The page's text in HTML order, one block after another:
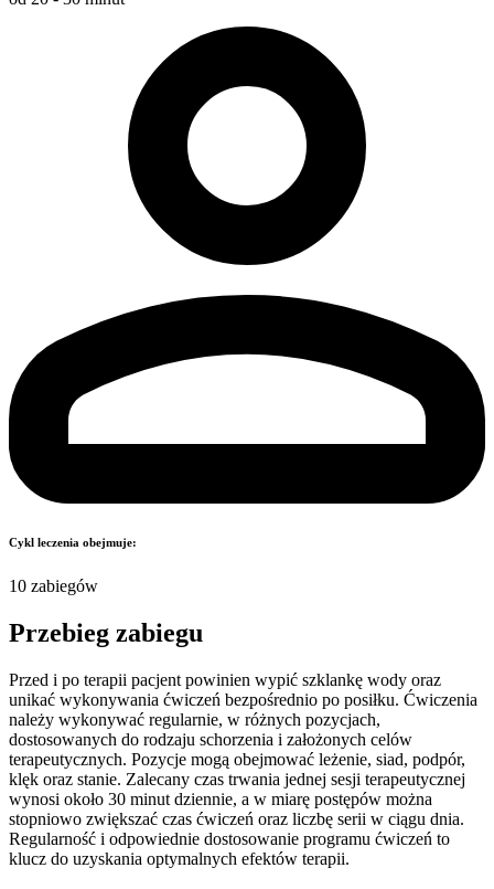
Cykl leczenia obejmuje:
10 zabiegów
Przebieg zabiegu
Przed i po terapii pacjent powinien wypić szklankę wody oraz
unikać wykonywania ćwiczeń bezpośrednio po posiłku. Ćwiczenia
należy wykonywać regularnie, w różnych pozycjach,
dostosowanych do rodzaju schorzenia i założonych celów
terapeutycznych. Pozycje mogą obejmować leżenie, siad, podpór,
klęk oraz stanie. Zalecany czas trwania jednej sesji terapeutycznej
wynosi około 30 minut dziennie, a w miarę postępów można
stopniowo zwiększać czas ćwiczeń oraz liczbę serii w ciągu dnia.
Regularność i odpowiednie dostosowanie programu ćwiczeń to
klucz do uzyskania optymalnych efektów terapii.